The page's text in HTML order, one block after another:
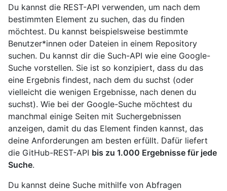
Du kannst die REST-API verwenden, um nach dem
bestimmten Element zu suchen, das du finden
möchtest. Du kannst beispielsweise bestimmte
Benutzer*innen oder Dateien in einem Repository
suchen. Du kannst dir die Such-API wie eine Google-
Suche vorstellen. Sie ist so konzipiert, dass du das
eine Ergebnis findest, nach dem du suchst (oder
vielleicht die wenigen Ergebnisse, nach denen du
suchst). Wie bei der Google-Suche möchtest du
manchmal einige Seiten mit Suchergebnissen
anzeigen, damit du das Element finden kannst, das
deine Anforderungen am besten erfüllt. Dafür liefert
die GitHub-REST-API bis zu 1.000 Ergebnisse für jede
Suche.
Du kannst deine Suche mithilfe von Abfragen